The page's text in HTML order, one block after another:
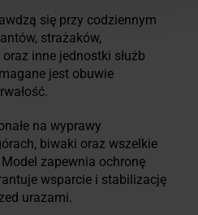
się przy codziennym
strażaków,
inne jednostki służb
jest obuwie
na wyprawy
biwaki oraz wszelkie
zapewnia ochronę
wsparcie i stabilizację
urazami.